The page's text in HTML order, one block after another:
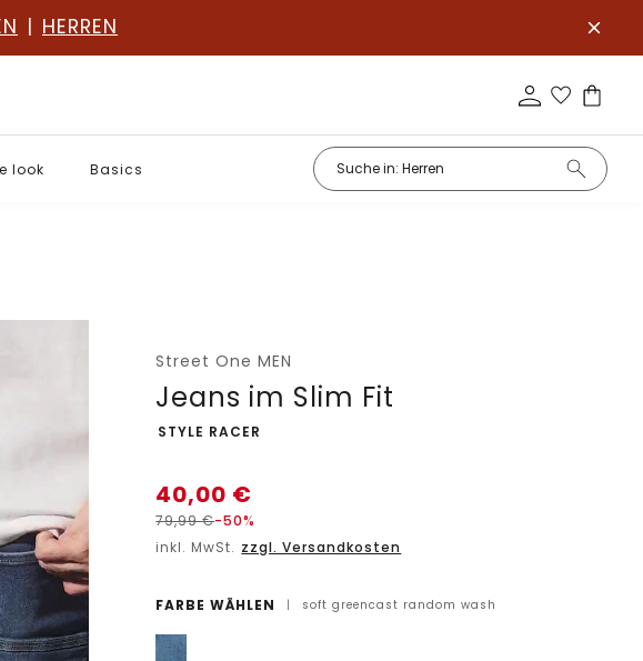
| HERREN
look Basics
Street One MEN
Jeans im Slim Fit
-
STYLE RACER
40,00 €
79,99€-50%
inkl. MwSt. zzgl. Versandkosten
FARBE WÄHLEN | soft greencast random wash